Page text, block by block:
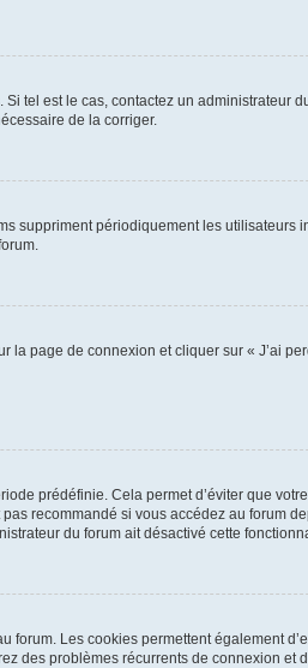
tel est le cas, contactez un administrateur
de la corriger.
suppriment périodiquement les utilisateurs
page de connexion et cliquer sur « J’ai
prédéfinie. Cela permet d’éviter que
recommandé si vous accédez au forum
du forum ait désactivé cette
forum. Les cookies permettent également
des problèmes récurrents de connexion et